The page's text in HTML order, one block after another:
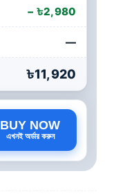
− ৳2,980
—
৳11,920
BUY NOW
এখনই অর্ডার করুন